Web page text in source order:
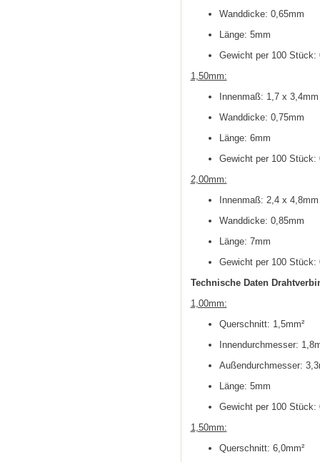
Wanddicke: 0,65mm
Länge: 5mm
Gewicht per 100 Stück:
1,50mm:
Innenmaß: 1,7 x 3,4mm
Wanddicke: 0,75mm
Länge: 6mm
Gewicht per 100 Stück:
2,00mm:
Innenmaß: 2,4 x 4,8mm
Wanddicke: 0,85mm
Länge: 7mm
Gewicht per 100 Stück:
Technische Daten
1,00mm:
Querschnitt: 1,5mm²
Innendurchmesser:
Außendurchmesser:
Länge: 5mm
Gewicht per 100 Stück:
1,50mm:
Querschnitt: 6,0mm²